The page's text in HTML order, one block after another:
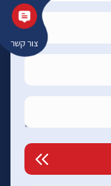
צור קשר